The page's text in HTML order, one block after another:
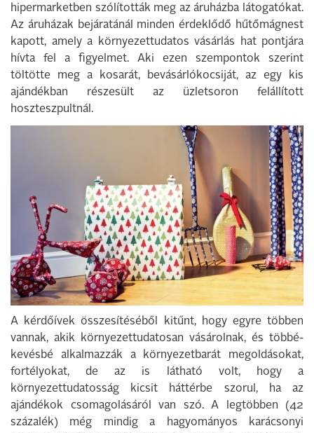
hipermarketben szólították meg az áruházba látogatókat.
Az áruházak bejáratánál minden érdeklődő hűtőmágnest
kapott, amely a környezettudatos vásárlás hat pontjára
hívta fel a figyelmet. Aki ezen szempontok szerint
töltötte meg a kosarát, bevásárlókocsiját, az egy kis
ajándékban részesült az üzletsoron felállított
hoszteszpultnál.
A kérdőívek összesítéséből kitűnt, hogy egyre többen
vannak, akik környezettudatosan vásárolnak, és többé-
kevésbé alkalmazzák a környezetbarát megoldásokat,
fortélyokat, de az is látható volt, hogy a
környezettudatosság kicsit háttérbe szorul, ha az
ajándékok csomagolásáról van szó. A legtöbben (42
százalék) még mindig a hagyományos karácsonyi